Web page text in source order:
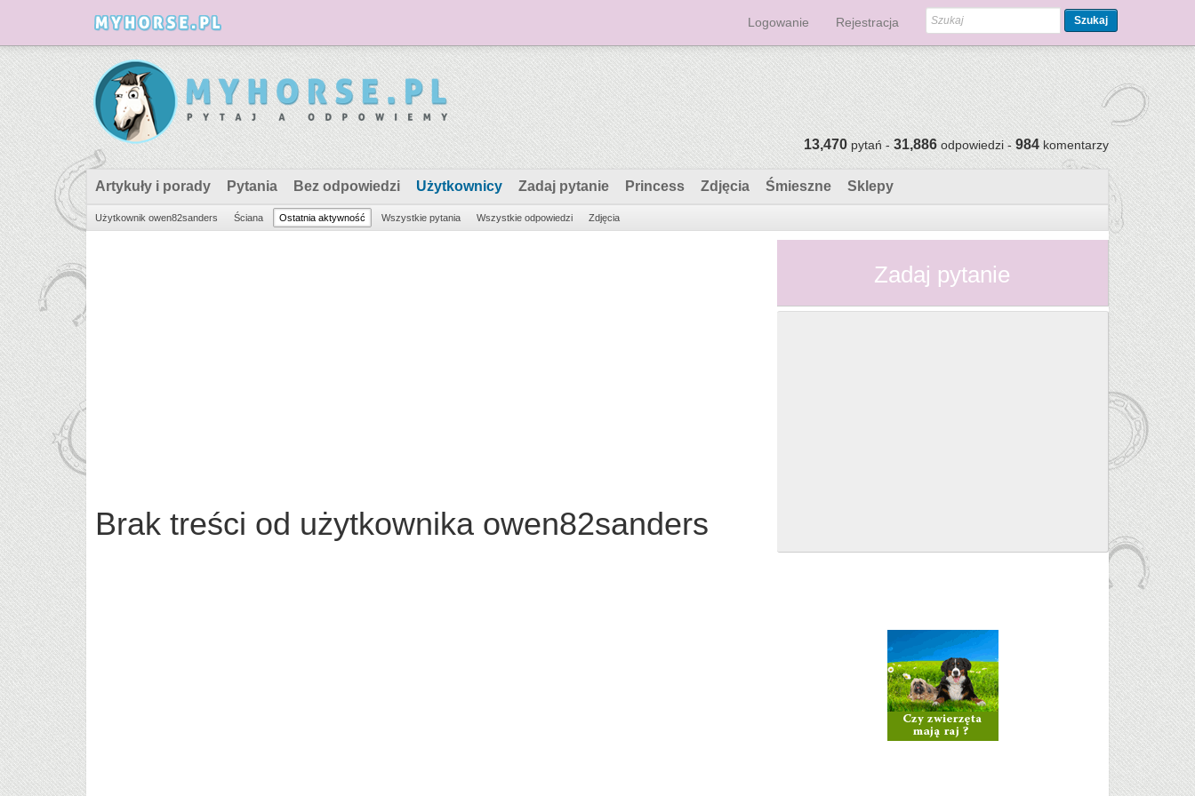
Logowanie Rejestracja Szukaj
13,470pytań -31,886odpowiedzi -984komentarzy
Artykuły i porady Pytania Bez odpowiedzi Użytkownicy Zadaj pytanie Princess Zdjęcia Śmieszne Sklepy
Użytkownik owen82sanders Ściana Ostatnia aktywność Wszystkie pytania Wszystkie odpowiedzi Zdjęcia
Brak treści od użytkownika owen82sanders
Zadaj pytanie